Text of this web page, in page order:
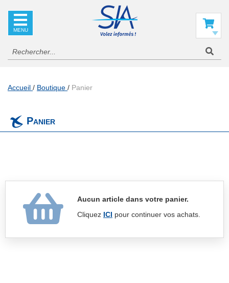
Accueil Boutique Panier
Panier
Aucun article dans votre panier.
Cliquez ICI pour continuer vos achats.